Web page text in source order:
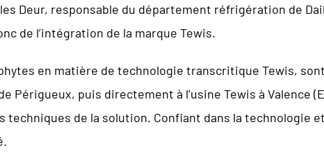
Deur, responsable du département réfrigération de
de l’intégration de la marque Tewis.
en matière de technologie transcritique Tewis,
Périgueux, puis directement à l’usine Tewis à Valence
de la solution. Confiant dans la technologie